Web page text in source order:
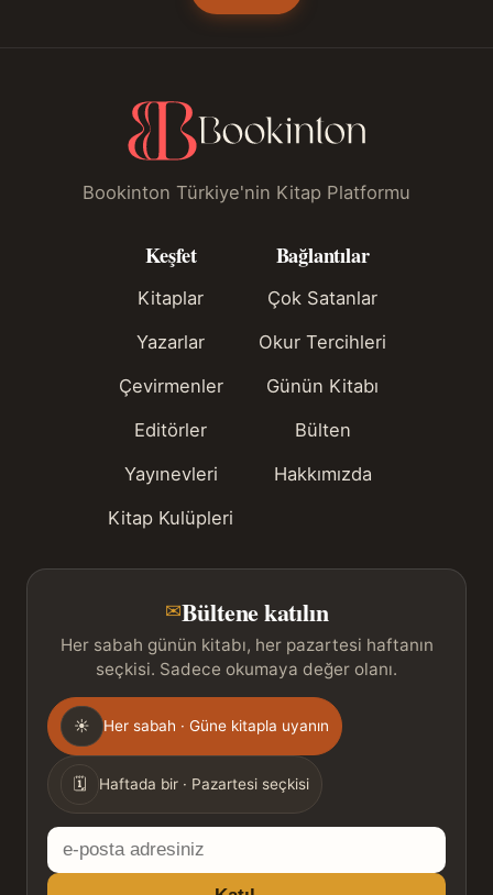
Bookinton Türkiye'nin Kitap Platformu
Keşfet
Kitaplar
Yazarlar
Çevirmenler
Editörler
Yayınevleri
Kitap Kulüpleri
Bağlantılar
Çok Satanlar
Okur Tercihleri
Günün Kitabı
Bülten
Hakkımızda
✉Bültene katılın
Her sabah günün kitabı, her pazartesi haftanın
seçkisi. Sadece okumaya değer olanı.
Gönderim
sıklığı
☀ Her sabah · Güne kitapla uyanın
🗓 Haftada bir · Pazartesi seçkisi
E-
posta